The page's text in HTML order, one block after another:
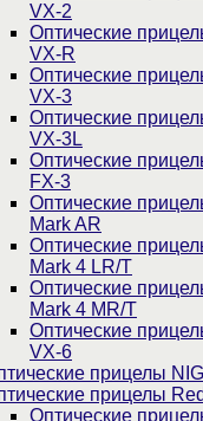
VX-2
Оптические
VX-R
Оптические
VX-3
Оптические
VX-3L
Оптические
FX-3
Оптические
Mark AR
Оптические
Mark 4 LR/T
Оптические
Mark 4 MR/T
Оптические
VX-6
прицелы
прицелы
Оптические